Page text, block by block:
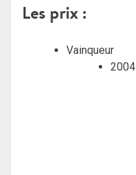
Les prix :
Vainqueur
2004